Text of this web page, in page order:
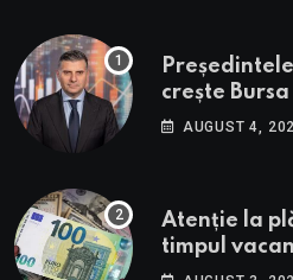
crește
urmează
AUGUST 4,
Atenție la
timpul
în România